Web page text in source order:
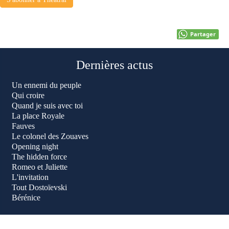
Partager
Dernières actus
Un ennemi du peuple
Qui croire
Quand je suis avec toi
La place Royale
Fauves
Le colonel des Zouaves
Opening night
The hidden force
Romeo et Juliette
L'invitation
Tout Dostoïevski
Bérénice